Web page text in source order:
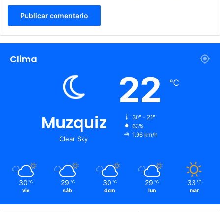
Clima
Muzquiz
Clear Sky
22 ℃
30º - 21º
63%
1.96 km/h
30 ℃
vie
29 ℃
sáb
30 ℃
dom
29 ℃
lun
33 ℃
mar